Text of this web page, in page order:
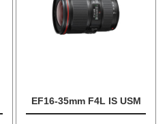
EF16-35mm F4L IS USM